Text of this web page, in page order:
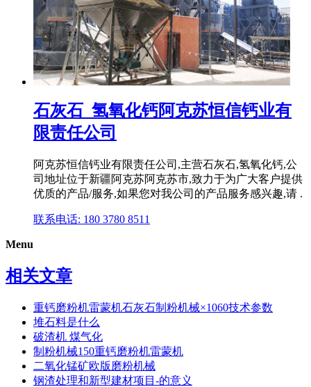
石灰石_氢氧化钙阿克苏恒信钙业有
限责任公司
阿克苏恒信钙业有限责任公司,主营石灰石,氢氧化钙,公
司地址位于新疆阿克苏阿克苏市,致力于为广大客户提供
优质的产品/服务,如果您对我公司的产品服务感兴趣,请 .
联系电话: 180 3780 8511
Menu
相关文章
重钙磨粉机雷蒙机石灰石制粉机械×1060技术参数
堆石料是什么
破渣机 煤气化
制粉机械150重钙磨粉机雷蒙机
二氧化锰矿欧版磨粉机械
钢渣处理和新型建材项目-的意义